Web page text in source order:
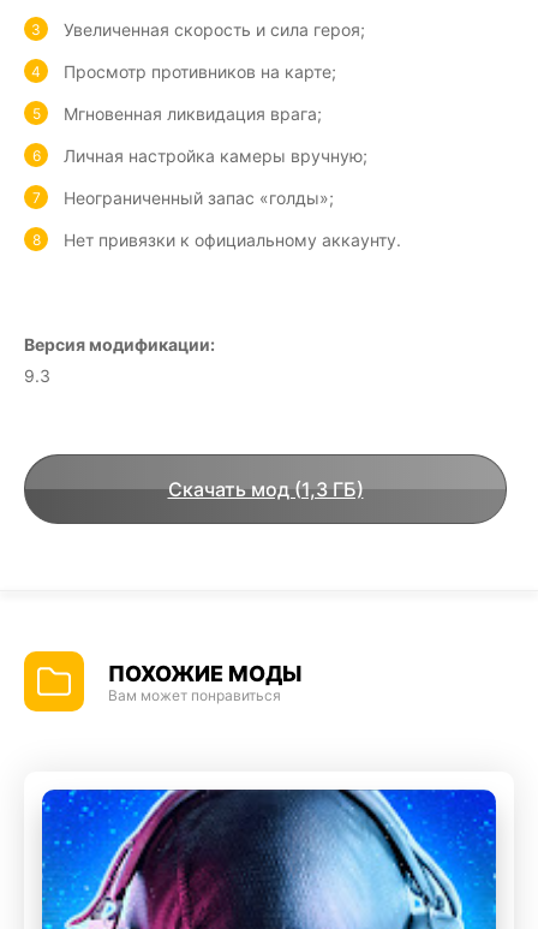
Увеличенная скорость и сила героя;
Просмотр противников на карте;
Мгновенная ликвидация врага;
Личная настройка камеры вручную;
Неограниченный запас «голды»;
Нет привязки к официальному аккаунту.
Версия модификации:
9.3
Скачать мод (1,3 ГБ)
ПОХОЖИЕ МОДЫ
Вам может понравиться